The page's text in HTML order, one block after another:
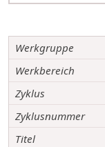
Werkgruppe
Werkbereich
Zyklus
Zyklusnummer
Titel